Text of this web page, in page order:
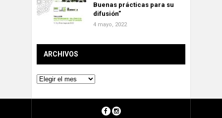
Buenas prácticas para su
difusión”
4 mayo, 2022
ARCHIVOS
Archivos